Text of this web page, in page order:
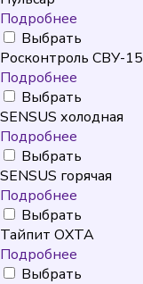
Подробнее
Выбрать
Росконтроль СВУ-15
Подробнее
Выбрать
SENSUS холодная
Подробнее
Выбрать
SENSUS горячая
Подробнее
Выбрать
Тайпит ОХТА
Подробнее
Выбрать